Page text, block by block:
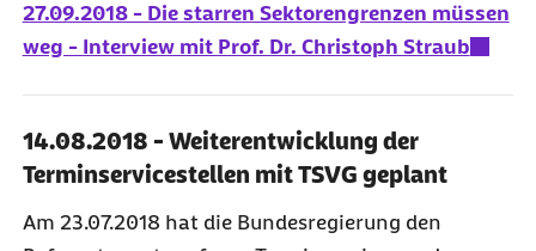
27.09.2018 - Die starren Sektorengrenzen müssen
weg - Interview mit Prof. Dr. Christoph Straub
14.08.2018 - Weiterentwicklung der
Terminservicestellen mit TSVG geplant
Am 23.07.2018 hat die Bundesregierung den